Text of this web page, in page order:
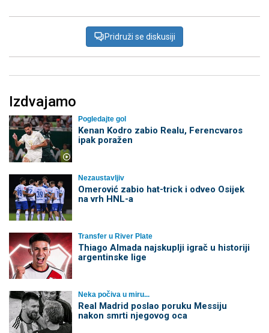
Pridruži se diskusiji
Izdvajamo
Pogledajte gol
Kenan Kodro zabio Realu, Ferencvaros
ipak poražen
Nezaustavljiv
Omerović zabio hat-trick i odveo Osijek
na vrh HNL-a
Transfer u River Plate
Thiago Almada najskuplji igrač u historiji
argentinske lige
Neka počiva u miru...
Real Madrid poslao poruku Messiju
nakon smrti njegovog oca